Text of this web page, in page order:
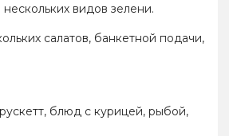
видов зелени.
салатов, банкетной подачи,
блюд с курицей, рыбой,